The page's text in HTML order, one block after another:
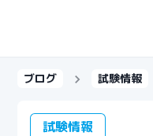
ブログ 試験情報
試験情報